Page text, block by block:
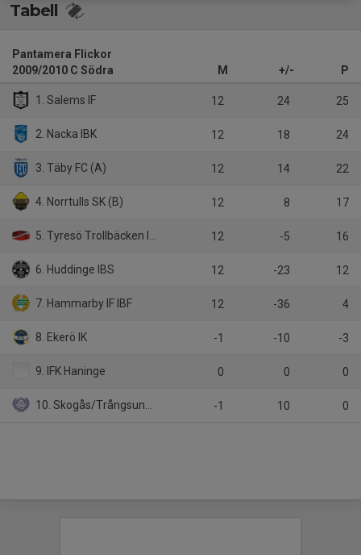
Tabell
Pantamera Flickor
2009/2010 C Södra
M +/- P
1. Salems IF 12 24 25
2. Nacka IBK 12 18 24
3. Täby FC (A) 12 14 22
4. Norrtulls SK (B) 12 8 17
5. Tyresö Trollbäcken IBK 12 -5 16
6. Huddinge IBS 12 -23 12
7. Hammarby IF IBF 12 -36 4
8. Ekerö IK -1 -10 -3
9. IFK Haninge 0 0 0
10. Skogås/Trångsunds IBK -1 10 0